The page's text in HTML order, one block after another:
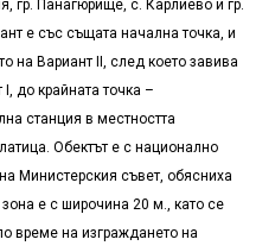
гр. Панагюрище, с. Карлиево и гр.
е със същата начална точка, и
на Вариант
, след което завива
, до крайната точка –
станция в местността
Обектът е с национално
Министерския съвет, обясниха
е с широчина 20 м., като се
време на изграждането на